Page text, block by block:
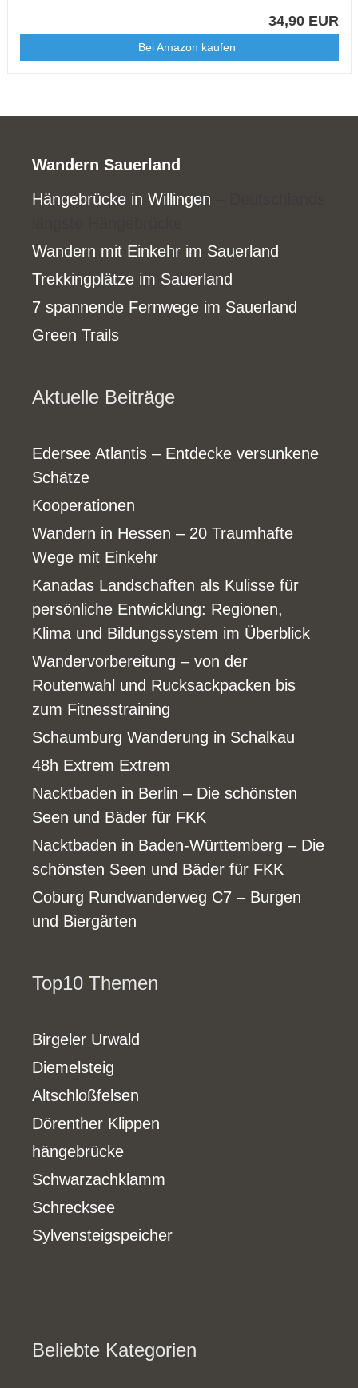
34,90 EUR
Bei Amazon kaufen
Wandern Sauerland
Hängebrücke in Willingen
Wandern mit Einkehr im Sauerland
Trekkingplätze im Sauerland
7 spannende Fernwege im Sauerland
Green Trails
Aktuelle Beiträge
Edersee Atlantis – Entdecke versunkene
Schätze
Kooperationen
Wandern in Hessen – 20 Traumhafte
Wege mit Einkehr
Kanadas Landschaften als Kulisse für
persönliche Entwicklung: Regionen,
Klima und Bildungssystem im Überblick
Wandervorbereitung – von der
Routenwahl und Rucksackpacken bis
zum Fitnesstraining
Schaumburg Wanderung in Schalkau
48h Extrem Extrem
Nacktbaden in Berlin – Die schönsten
Seen und Bäder für FKK
Nacktbaden in Baden-Württemberg – Die
schönsten Seen und Bäder für FKK
Coburg Rundwanderweg C7 – Burgen
und Biergärten
Top10 Themen
Birgeler Urwald
Diemelsteig
Altschloßfelsen
Dörenther Klippen
hängebrücke
Schwarzachklamm
Schrecksee
Sylvensteigspeicher
Beliebte Kategorien